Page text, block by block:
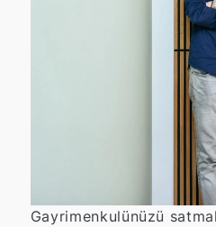
Gayrimenkulünüzü